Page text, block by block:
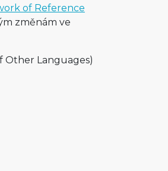
of Reference
změnám ve
Other Languages)